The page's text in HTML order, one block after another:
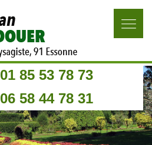
01 85 53 78 73
06 58 44 78 31